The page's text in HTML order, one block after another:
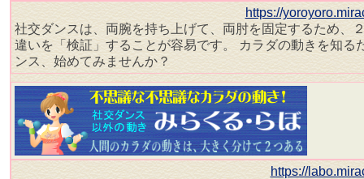
https://
社交ダンスは、両腕を持ち上げて、両肘を固定するため、
違いを「検証」することが容易です。 カラダの動きを知る
ンス、始めてみませんか？
https://